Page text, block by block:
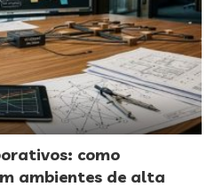
como
ambientes de alta